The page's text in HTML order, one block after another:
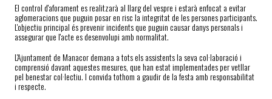
El control d'aforament es realitzarà al llarg del vespre i estarà enfocat a evitar
aglomeracions que puguin posar en risc la integritat de les persones participants.
L'objectiu principal és prevenir incidents que puguin causar danys personals i
assegurar que l'acte es desenvolupi amb normalitat.
L'Ajuntament de Manacor demana a tots els assistents la seva col·laboració i
comprensió davant aquestes mesures, que han estat implementades per vetllar
pel benestar col·lectiu. I convida tothom a gaudir de la festa amb responsabilitat
i respecte.